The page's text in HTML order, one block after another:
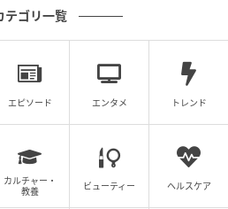
菜などの具材を、小麦粉の生
テゴリ一覧
エピソード エンタメ トレンド
カルチャー・
教養
ビューティー ヘルスケア